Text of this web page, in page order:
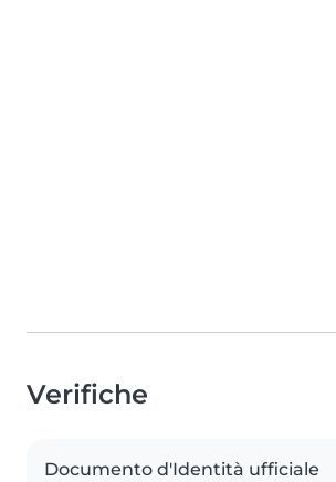
Verifiche
Documento d'Identità ufficiale